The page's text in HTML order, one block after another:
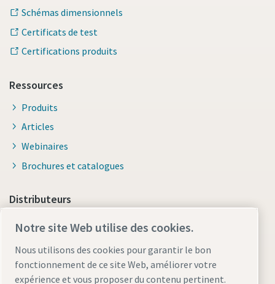
Schémas dimensionnels
Certificats de test
Certifications produits
Ressources
Produits
Articles
Webinaires
Brochures et catalogues
Distributeurs
Lien vers site E-business Smart Portal
Notre site Web utilise des cookies.
Nous utilisons des cookies pour garantir le bon
fonctionnement de ce site Web, améliorer votre
expérience et vous proposer du contenu pertinent.